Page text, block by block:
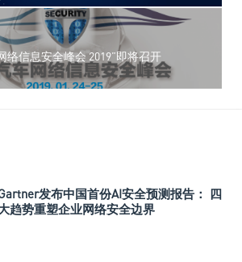
络信息安全峰会 2019”即将召开
发布中国首份AI安全预测报告： 四
趋势重塑企业网络安全边界